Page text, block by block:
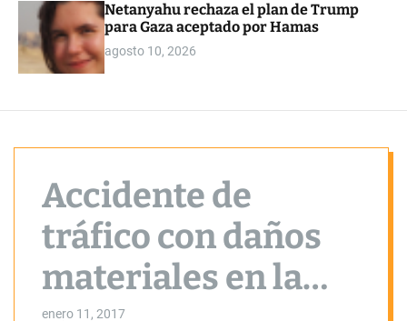
Netanyahu rechaza el plan de Trump
para Gaza aceptado por Hamas
agosto 10, 2026
Accidente de
tráfico con daños
materiales en la
enero 11, 2017